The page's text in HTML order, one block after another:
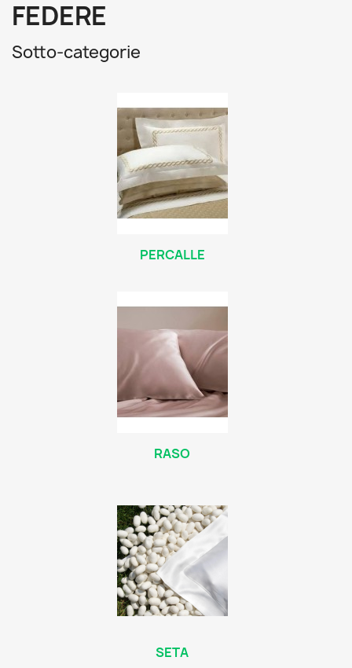
FEDERE
Sotto-categorie
PERCALLE
RASO
SETA